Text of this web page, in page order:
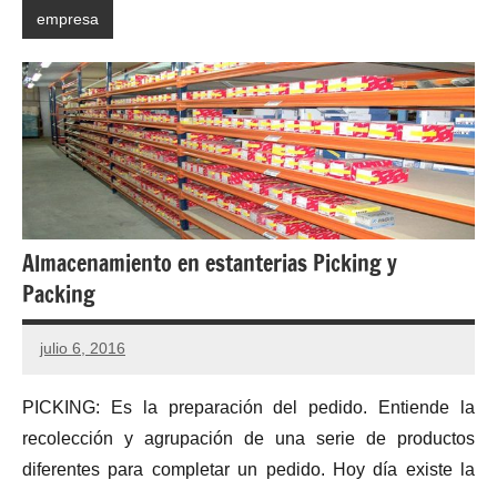
empresa
Almacenamiento en estanterias Picking y
Packing
julio 6, 2016
PICKING: Es la preparación del pedido. Entiende la
recolección y agrupación de una serie de productos
diferentes para completar un pedido. Hoy día existe la